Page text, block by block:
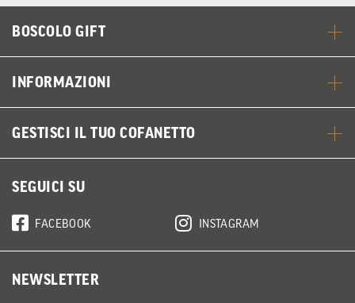
BOSCOLO GIFT
INFORMAZIONI
GESTISCI IL TUO COFANETTO
SEGUICI SU
FACEBOOK INSTAGRAM
NEWSLETTER